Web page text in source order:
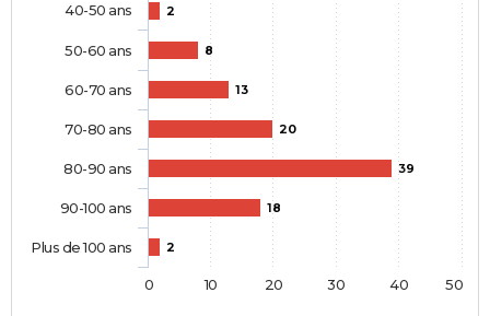
2
8
13
20
39
18
2
40-50 ans
50-60 ans
60-70 ans
70-80 ans
80-90 ans
90-100 ans
Plus de 100 ans
0 10 20 30 40 50